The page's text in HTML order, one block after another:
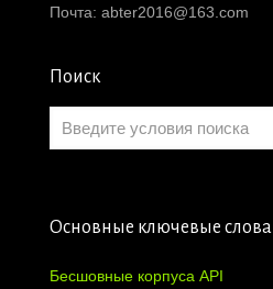
Почта: abter2016@163.com
Поиск
Основные ключевые слова
Бесшовные корпуса API